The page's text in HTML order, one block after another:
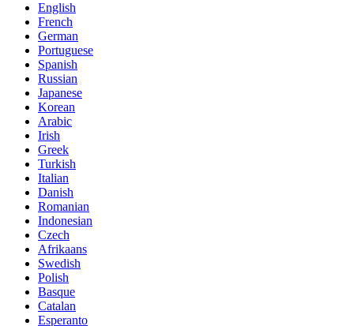
English
French
German
Portuguese
Spanish
Russian
Japanese
Korean
Arabic
Irish
Greek
Turkish
Italian
Danish
Romanian
Indonesian
Czech
Afrikaans
Swedish
Polish
Basque
Catalan
Esperanto